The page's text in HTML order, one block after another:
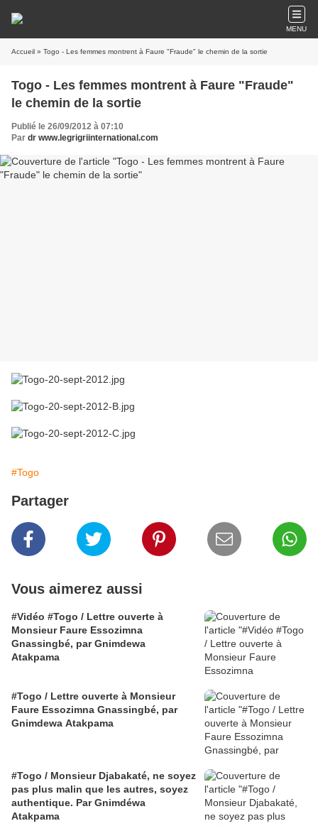
MENU
Accueil » Togo - Les femmes montrent à Faure "Fraude" le chemin de la sortie
Togo - Les femmes montrent à Faure "Fraude"
le chemin de la sortie
Publié le 26/09/2012 à 07:10
Par dr www.legrigriinternational.com
#Togo
Partager
Vous aimerez aussi
#Vidéo #Togo / Lettre ouverte à
Monsieur Faure Essozimna
Gnassingbé, par Gnimdewa
Atakpama
#Togo / Lettre ouverte à Monsieur
Faure Essozimna Gnassingbé, par
Gnimdewa Atakpama
#Togo / Monsieur Djabakaté, ne soyez
pas plus malin que les autres, soyez
authentique. Par Gnimdéwa
Atakpama